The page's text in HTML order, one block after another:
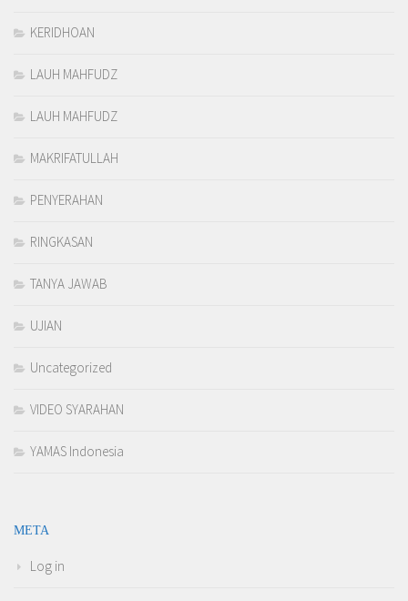
KERIDHOAN
LAUH MAHFUDZ
LAUH MAHFUDZ
MAKRIFATULLAH
PENYERAHAN
RINGKASAN
TANYA JAWAB
UJIAN
Uncategorized
VIDEO SYARAHAN
YAMAS Indonesia
META
Log in